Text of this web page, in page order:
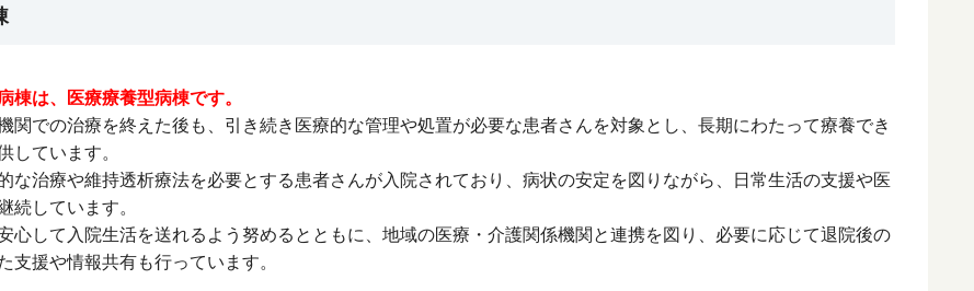
棟は、医療療養型病棟です。
関での治療を終えた後も、引き続き医療的な管理や処置が必要な患者さんを対象とし、長期にわたって療養でき
しています。
な治療や維持透析療法を必要とする患者さんが入院されており、病状の安定を図りながら、日常生活の支援や医
続しています。
心して入院生活を送れるよう努めるとともに、地域の医療・介護関係機関と連携を図り、必要に応じて退院後の
支援や情報共有も行っています。